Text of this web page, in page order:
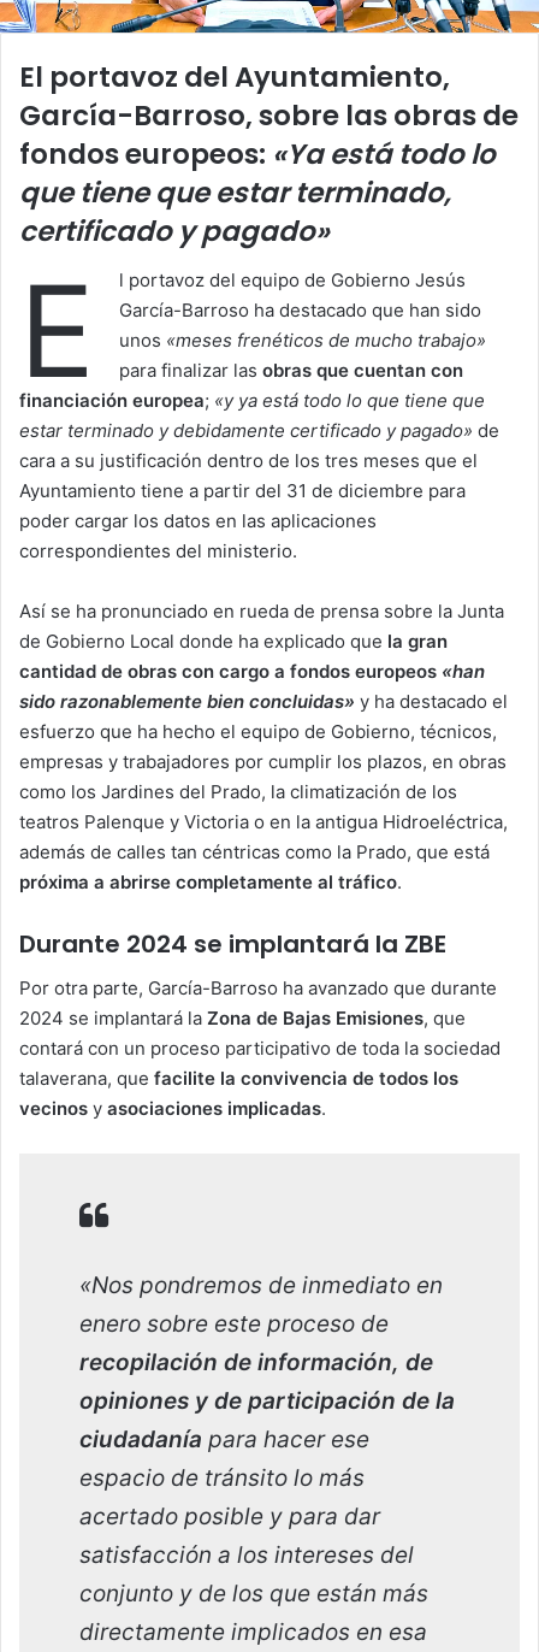
El portavoz del Ayuntamiento,
García-Barroso, sobre las obras de
fondos europeos: «Ya está todo lo
que tiene que estar terminado,
certificado y pagado»
E
l portavoz del equipo de Gobierno Jesús
García-Barroso ha destacado que han sido
unos «meses frenéticos de mucho trabajo»
para finalizar las obras que cuentan con
financiación europea; «y ya está todo lo que tiene que
estar terminado y debidamente certificado y pagado» de
cara a su justificación dentro de los tres meses que el
Ayuntamiento tiene a partir del 31 de diciembre para
poder cargar los datos en las aplicaciones
correspondientes del ministerio.
Así se ha pronunciado en rueda de prensa sobre la Junta
de Gobierno Local donde ha explicado que la gran
cantidad de obras con cargo a fondos europeos «han
sido razonablemente bien concluidas» y ha destacado el
esfuerzo que ha hecho el equipo de Gobierno, técnicos,
empresas y trabajadores por cumplir los plazos, en obras
como los Jardines del Prado, la climatización de los
teatros Palenque y Victoria o en la antigua Hidroeléctrica,
además de calles tan céntricas como la Prado, que está
próxima a abrirse completamente al tráfico.
Durante 2024 se implantará la ZBE
Por otra parte, García-Barroso ha avanzado que durante
2024 se implantará la Zona de Bajas Emisiones, que
contará con un proceso participativo de toda la sociedad
talaverana, que facilite la convivencia de todos los
vecinos y asociaciones implicadas.
«Nos pondremos de inmediato en
enero sobre este proceso de
recopilación de información, de
opiniones y de participación de la
ciudadanía para hacer ese
espacio de tránsito lo más
acertado posible y para dar
satisfacción a los intereses del
conjunto y de los que están más
directamente implicados en esa